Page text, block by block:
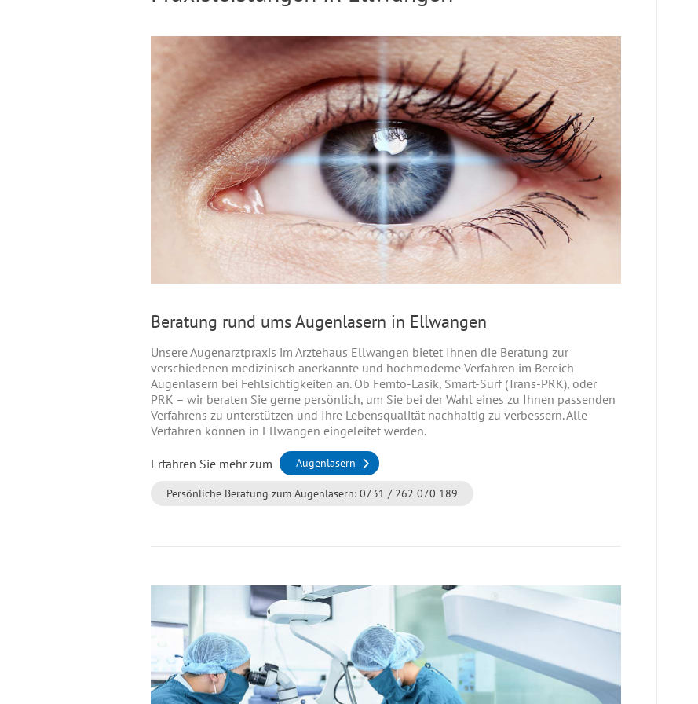
Beratung rund ums Augenlasern in Ellwangen
Unsere Augenarztpraxis im Ärztehaus Ellwangen bietet Ihnen die Beratung zur
verschiedenen medizinisch anerkannte und hochmoderne Verfahren im Bereich
Augenlasern bei Fehlsichtigkeiten an. Ob Femto-Lasik, Smart-Surf (Trans-PRK), oder
PRK – wir beraten Sie gerne persönlich, um Sie bei der Wahl eines zu Ihnen passenden
Verfahrens zu unterstützen und Ihre Lebensqualität nachhaltig zu verbessern. Alle
Verfahren können in Ellwangen eingeleitet werden.
Erfahren Sie mehr zum Augenlasern
Persönliche Beratung zum Augenlasern: 0731 / 262 070 189